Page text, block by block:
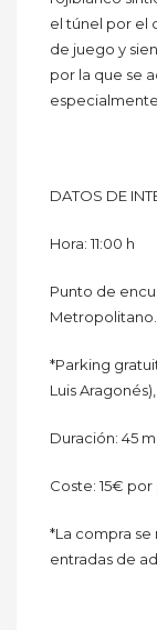
el túnel por el
de juego y
por la que se
DATOS DE
Hora: 11:00 h
Punto de
Metropolitano.
*Parking
Luis
Duración: 45
Coste: 15€ por
*La compra
entradas de